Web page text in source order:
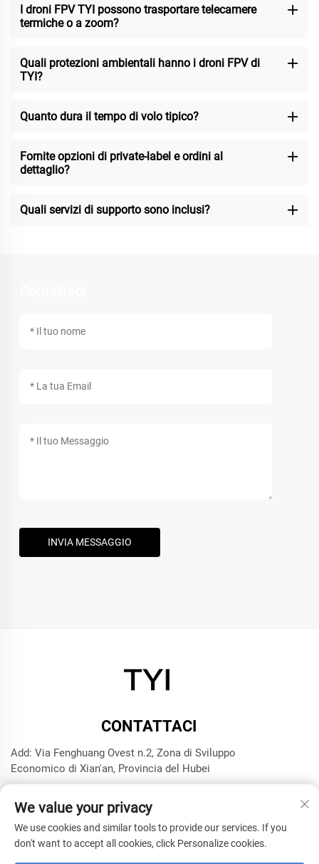
I droni FPV TYI possono trasportare telecamere
termiche o a zoom?
Quali protezioni ambientali hanno i droni FPV di
TYI?
Quanto dura il tempo di volo tipico?
Fornite opzioni di private-label e ordini al
dettaglio?
Quali servizi di supporto sono inclusi?
INVIA MESSAGGIO
CONTATTACI
Add: Via Fenghuang Ovest n.2, Zona di Sviluppo
Economico di Xian'an, Provincia del Hubei
E-mail:[email protected]
Copyright © 2025 Xianning TYI Model Technology Company -
We value your privacy
We use cookies and similar tools to provide our services. If you
don't want to accept all cookies, click Personalize cookies.